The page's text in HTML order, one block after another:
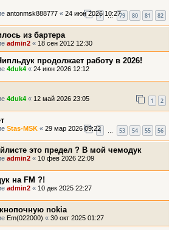
antonmsk888777 « 24 июн 2026 10:27
1 … 79 80 81 82
из бартера
admin2 « 18 сен 2012 12:30
продолжает работу в 2026!
4duk4 « 24 июн 2026 12:12
4duk4 « 12 май 2026 23:05
1 2
Stas-MSK « 29 мар 2026 09:221 … 53 54 55 56
это предел ? В мой чемодук
admin2 « 10 фев 2026 22:09
на FM ?!
admin2 « 10 дек 2025 22:27
nokia
Em(022000) « 30 окт 2025 01:27